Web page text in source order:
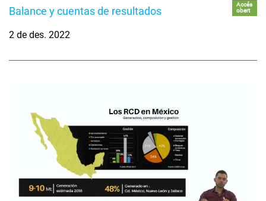
Balance y cuentas de resultados
Accés
obert
2 de des. 2022